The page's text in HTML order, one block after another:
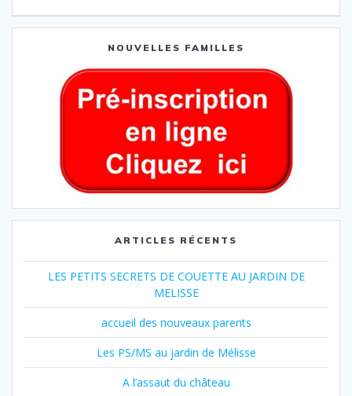
NOUVELLES FAMILLES
ARTICLES RÉCENTS
LES PETITS SECRETS DE COUETTE AU JARDIN DE
MELISSE
accueil des nouveaux parents
Les PS/MS au jardin de Mélisse
A l’assaut du château